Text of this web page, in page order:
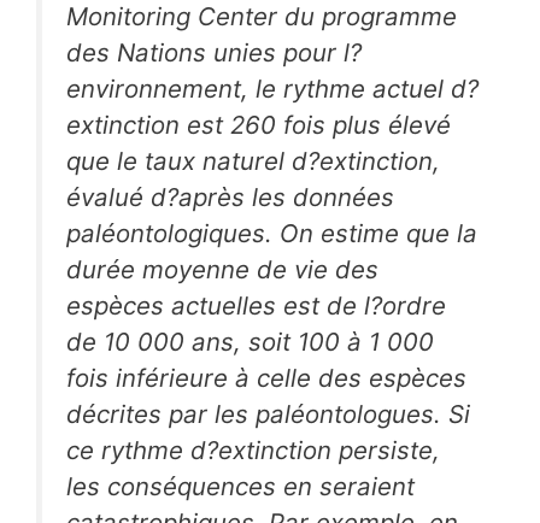
Monitoring Center du programme
des Nations unies pour l?
environnement, le rythme actuel d?
extinction est 260 fois plus élevé
que le taux naturel d?extinction,
évalué d?après les données
paléontologiques. On estime que la
durée moyenne de vie des
espèces actuelles est de l?ordre
de 10 000 ans, soit 100 à 1 000
fois inférieure à celle des espèces
décrites par les paléontologues. Si
ce rythme d?extinction persiste,
les conséquences en seraient